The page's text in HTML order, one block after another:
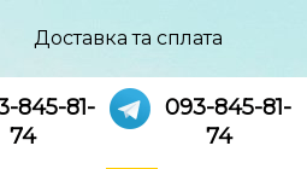
845-81-
74
093-845-81-
74
Доставка та сплата